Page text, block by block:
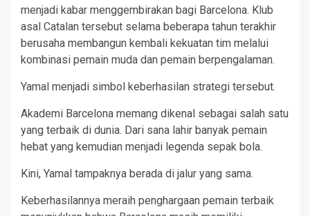
menjadi kabar menggembirakan bagi Barcelona. Klub
asal Catalan tersebut selama beberapa tahun terakhir
berusaha membangun kembali kekuatan tim melalui
kombinasi pemain muda dan pemain berpengalaman.
Yamal menjadi simbol keberhasilan strategi tersebut.
Akademi Barcelona memang dikenal sebagai salah satu
yang terbaik di dunia. Dari sana lahir banyak pemain
hebat yang kemudian menjadi legenda sepak bola.
Kini, Yamal tampaknya berada di jalur yang sama.
Keberhasilannya meraih penghargaan pemain terbaik